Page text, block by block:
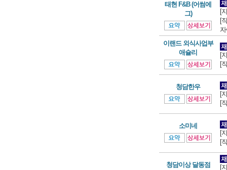
태현 F&B (어썸에
그)
[
[
이랜드 외식사업부
애슐리
[
[
청담한우
[
[
소미네
[
[
청담이상 달동점 [